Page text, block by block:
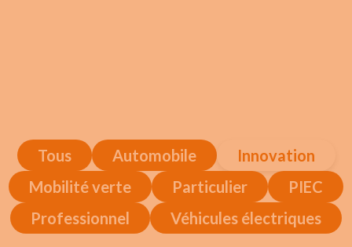
Tous Automobile
Innovation
Mobilité verte
Particulier
PIEC
Professionnel
Véhicules électriques